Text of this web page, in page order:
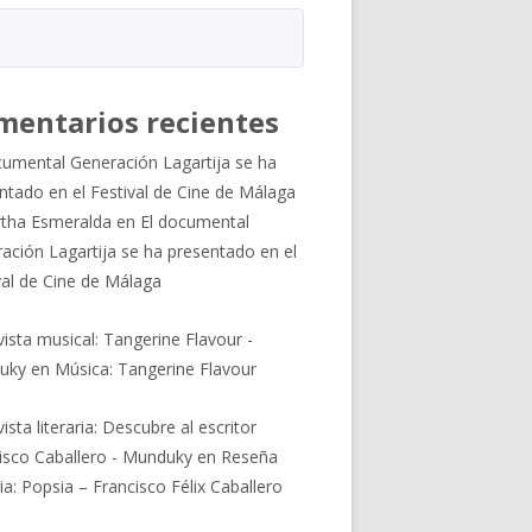
recientes
Generación Lagartija se ha
en el Festival de Cine de Málaga
Esmeralda en El documental
Lagartija se ha presentado en el
de Cine de Málaga
musical: Tangerine Flavour -
en Música: Tangerine Flavour
literaria: Descubre al escritor
Caballero - Munduky en Reseña
Popsia – Francisco Félix Caballero